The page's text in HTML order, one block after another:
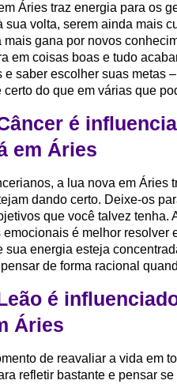
Áries traz energia para os
sua volta, serem ainda mais
mais gana por novos
em coisas boas e tudo
e saber escolher suas metas
certo do que em várias que
é
em Áries
a lua nova em Áries
dando certo. Deixe-os
que você talvez tenha.
emocionais é melhor resolver
sua energia esteja
de forma racional
é
Áries
de reavaliar a vida em
refletir bastante e pensar